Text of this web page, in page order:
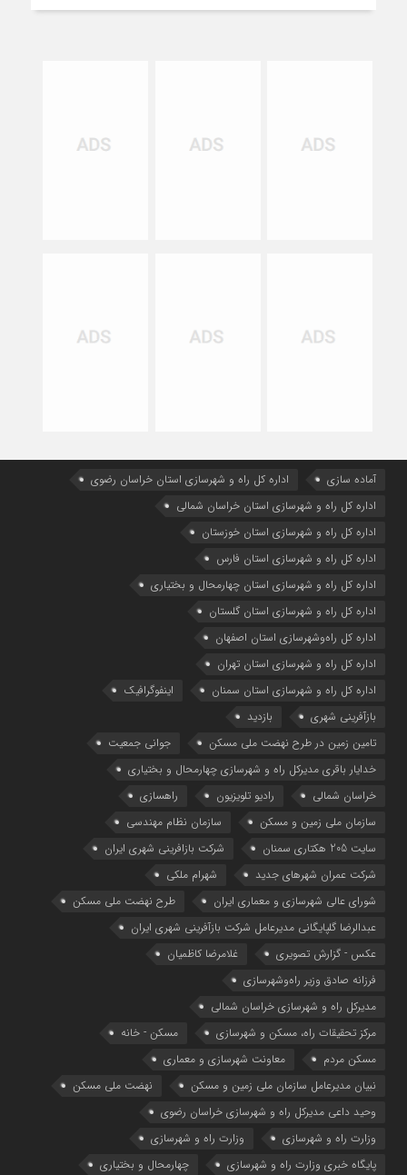
آماده سازی
اداره كل راه و شهرسازي استان خراسان رضوي
اداره كل راه و شهرسازي استان خراسان شمالي
اداره كل راه و شهرسازي استان خوزستان
اداره كل راه و شهرسازي استان فارس
اداره كل راه و شهرسازي استان چهارمحال و بختياري
اداره كل راه و شهرسازي استان گلستان
اداره كل راه‌و‌شهرسازي استان اصفهان
اداره کل راه و شهرسازی استان تهران
اداره کل راه و شهرسازی استان سمنان
اینفوگرافیک
بازآفرینی شهری
بازدید
تامین زمین در طرح نهضت ملی مسکن
جوانی جمعیت
خدایار باقری مدیرکل راه و شهرسازی چهارمحال و بختیاری
خراسان شمالی
رادیو تلویزیون
راهسازی
سازمان ملی زمین و مسکن
سازمان نظام مهندسی
سایت 205 هکتاری سمنان
شرکت بازافرینی شهری ایران
شرکت عمران شهرهای جدید
شهرام ملکی
شوراي عالي شهرسازی و معماري ايران
طرح نهضت ملی مسکن
عبدالرضا گلپایگانی مدیرعامل شرکت بازآفرینی شهری ایران
عکس - گزارش تصویری
غلامرضا کاظمیان
فرزانه صادق وزیر راه‌وشهرسازی
مدیرکل راه و شهرسازی خراسان شمالی
مرکز تحقیقات راه، مسکن و شهرسازی
مسکن - خانه
مسکن مردم
معاونت شهرسازي و معماري
نبیان مدیرعامل سازمان ملی زمین و مسکن
نهضت ملی مسکن
وحید داعی مدیرکل راه و شهرسازی خراسان رضوی
وزارت راه و شهرسازي
وزارت راه و شهرسازی
پایگاه خبری وزارت راه و شهرسازی
چهارمحال و بختیاری